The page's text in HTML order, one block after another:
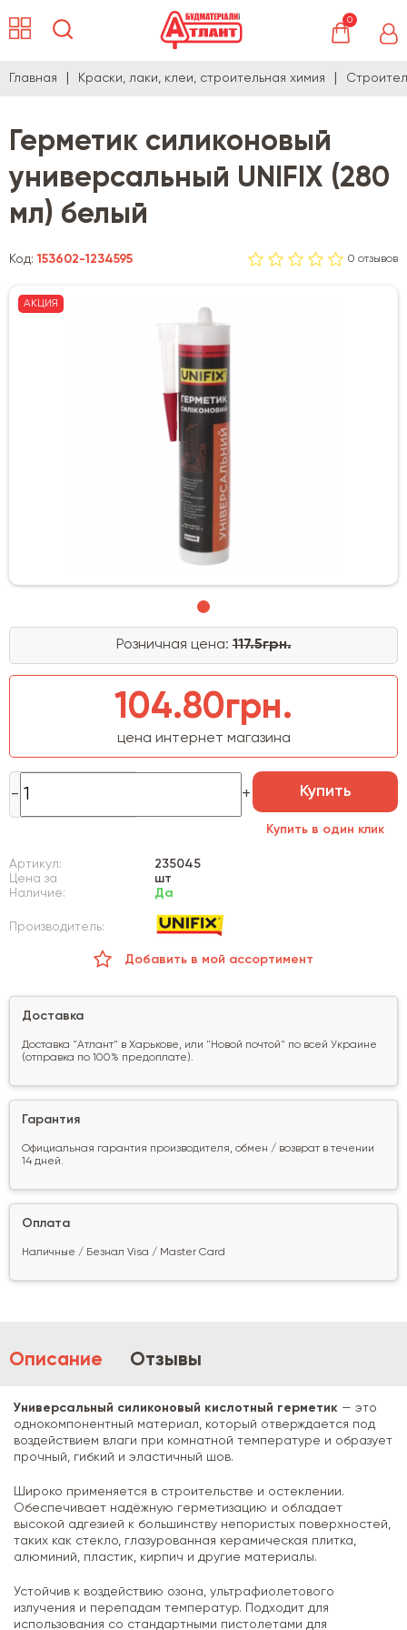
0
Главная Краски, лаки, клеи, строительная химия
Герметик силиконовый
универсальный UNIFIX (280
мл) белый
Код:153602-1234595 0 отзывов
АКЦИЯ
Розничная цена:117.5грн.
104.80грн.
цена интернет магазина
Купить
Купить в один клик
Артикул:
235045
Цена за
шт
Наличие:
Да
Производитель:
Добавить в мой ассортимент
Доставка
Доставка "Атлант" в Харькове, или "Новой почтой" по всей Украине
(отправка по 100% предоплате).
Гарантия
Официальная гарантия производителя, обмен / возврат в течении
14 дней.
Оплата
Наличные / Безнал Visa / Master Card
Описание Отзывы
Универсальный силиконовый кислотный герметик — это
однокомпонентный материал, который отверждается под
воздействием влаги при комнатной температуре и образует
прочный, гибкий и эластичный шов.
Широко применяется в строительстве и остеклении.
Обеспечивает надёжную герметизацию и обладает
высокой адгезией к большинству непористых поверхностей,
таких как стекло, глазурованная керамическая плитка,
алюминий, пластик, кирпич и другие материалы.
Устойчив к воздействию озона, ультрафиолетового
излучения и перепадам температур. Подходит для
использования со стандартными пистолетами для